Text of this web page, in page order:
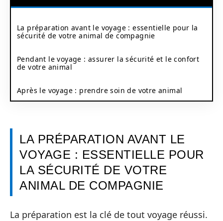
La préparation avant le voyage : essentielle pour la
sécurité de votre animal de compagnie
Pendant le voyage : assurer la sécurité et le confort
de votre animal
Après le voyage : prendre soin de votre animal
LA PRÉPARATION AVANT LE
VOYAGE : ESSENTIELLE POUR
LA SÉCURITÉ DE VOTRE
ANIMAL DE COMPAGNIE
La préparation est la clé de tout voyage réussi.